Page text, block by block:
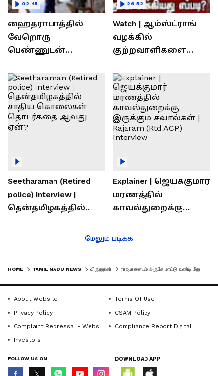
ஹைதராபாத்தில்
வேறொரு
பெண்ணுடன்
தலைவரை மடக்கி
பிடித்த மனைவி
02:45
Watch | ஆம்ஸ்ட்ராங்
வழக்கில்
குற்றவாளிகளை
காவல்துறை? / Rajaram
Rtd ACP Interview
26:52
Seetharaman (Retired
police) Interview |
தென்தமிழகத்தில்
தொடர்கதை ஆவது
ஏன்?
Explainer | ஜெயக்குமார்
மரணத்தில்
காவல்துறைக்கு
Rajaram (Rtd ACP)
Interview
மேலும் படிக்க
HOME TAMIL NADU NEWS விருதுநகர்
About Website
Terms Of Use
Privacy Policy
CSAM Policy
Complaint Redressal - Website
Compliance Report Digital
Investors
FOLLOW US ON DOWNLOAD APP